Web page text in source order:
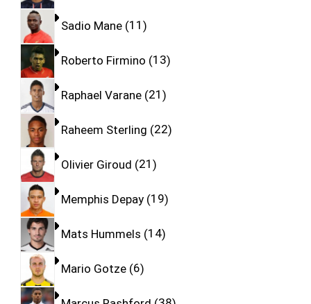
Sadio Mane 11
Roberto Firmino 13
Raphael Varane 21
Raheem Sterling 22
Olivier Giroud 21
Memphis Depay 19
Mats Hummels 14
Mario Gotze 6